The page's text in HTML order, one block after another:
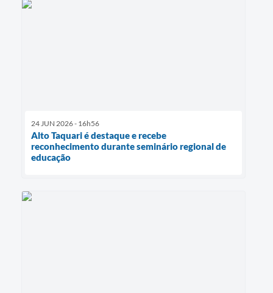
24 JUN 2026 - 16h56
Alto Taquari é destaque e recebe
reconhecimento durante seminário regional de
educação